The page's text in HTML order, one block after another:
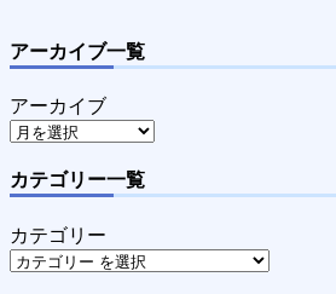
アーカイブ一覧
アーカイブ
カテゴリー一覧
カテゴリー